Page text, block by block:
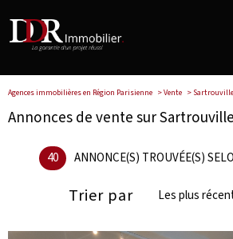
Agences immobilières en Région Parisienne Vente Sartrouville
Annonces de vente sur Sartrouville
40 ANNONCE(S) TROUVÉE(S)
Trier par Les plus